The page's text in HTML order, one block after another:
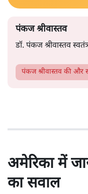
पंकज श्रीवास्तव
डॉ. पंकज श्रीवास्तव
पंकज श्रीवास्तव की और
अमेरिका में
का सवाल